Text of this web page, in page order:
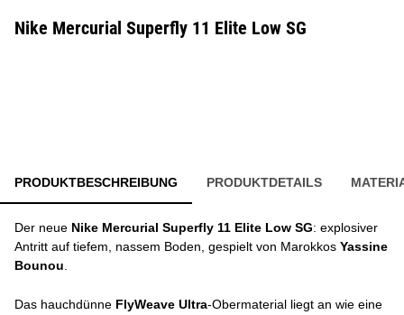
Nike Mercurial Superfly 11 Elite Low SG
PRODUKTBESCHREIBUNG PRODUKTDETAILS
Der neue Nike Mercurial Superfly 11 Elite Low SG: explosiver
Antritt auf tiefem, nassem Boden, gespielt von Marokkos Yassine
Bounou
Das hauchdünne FlyWeave Ultra-Obermaterial liegt an wie eine